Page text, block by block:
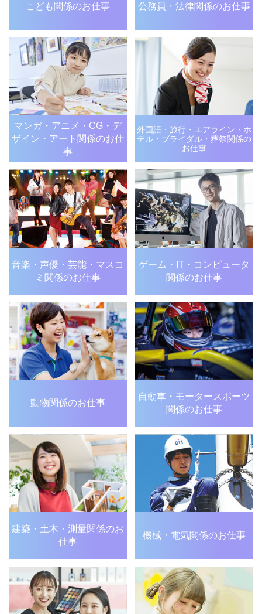
こども関係のお仕事 公務員・法律関係のお仕事
マンガ・アニメ・CG・デ
ザイン・アート関係のお仕
事
外国語・旅行・エアライン・ ホ
テル・ブライダル・ 葬祭関係の
お仕事
音楽・声優・芸能・ マスコ
ミ関係のお仕事
ゲーム・IT・ コンピュータ
関係のお仕事
動物関係のお仕事
自動車・モータースポーツ
関係のお仕事
建築・土木・測量関係のお
仕事
機械・電気関係のお仕事